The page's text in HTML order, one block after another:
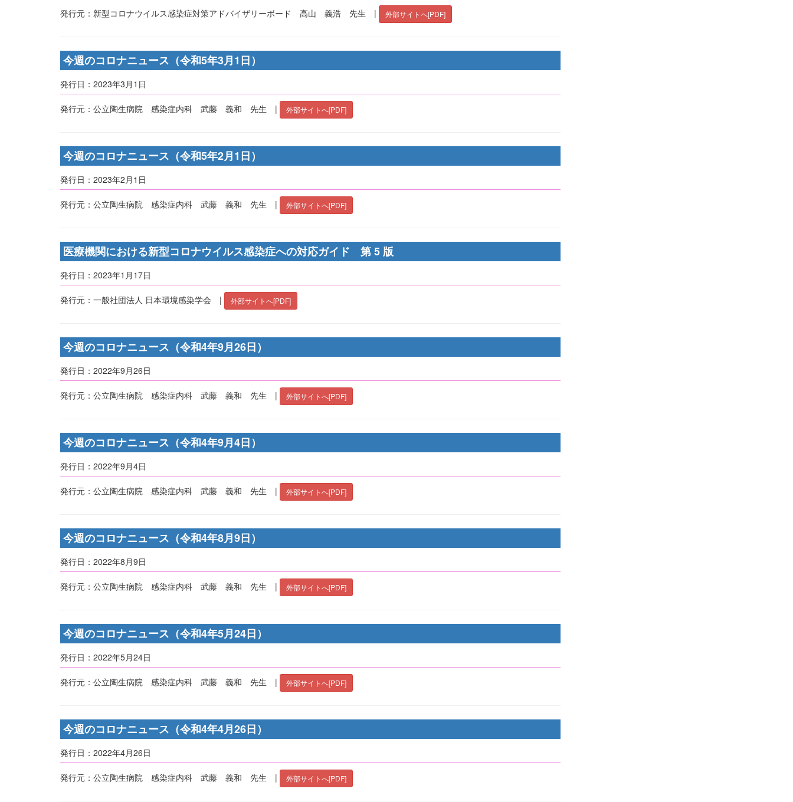
発行元：新型コロナウイルス感染症対策アドバイザリーボード 高山 義浩 先生 | 外部サイトへ[PDF]
今週のコロナニュース（令和5年3月1日）
発行日：2023年3月1日
発行元：公立陶生病院 感染症内科 武藤 義和 先生 | 外部サイトへ[PDF]
今週のコロナニュース（令和5年2月1日）
発行日：2023年2月1日
発行元：公立陶生病院 感染症内科 武藤 義和 先生 | 外部サイトへ[PDF]
医療機関における新型コロナウイルス感染症への対応ガイド 第 5 版
発行日：2023年1月17日
発行元：⼀般社団法⼈ ⽇本環境感染学会 | 外部サイトへ[PDF]
今週のコロナニュース（令和4年9月26日）
発行日：2022年9月26日
発行元：公立陶生病院 感染症内科 武藤 義和 先生 | 外部サイトへ[PDF]
今週のコロナニュース（令和4年9月4日）
発行日：2022年9月4日
発行元：公立陶生病院 感染症内科 武藤 義和 先生 | 外部サイトへ[PDF]
今週のコロナニュース（令和4年8月9日）
発行日：2022年8月9日
発行元：公立陶生病院 感染症内科 武藤 義和 先生 | 外部サイトへ[PDF]
今週のコロナニュース（令和4年5月24日）
発行日：2022年5月24日
発行元：公立陶生病院 感染症内科 武藤 義和 先生 | 外部サイトへ[PDF]
今週のコロナニュース（令和4年4月26日）
発行日：2022年4月26日
発行元：公立陶生病院 感染症内科 武藤 義和 先生 | 外部サイトへ[PDF]